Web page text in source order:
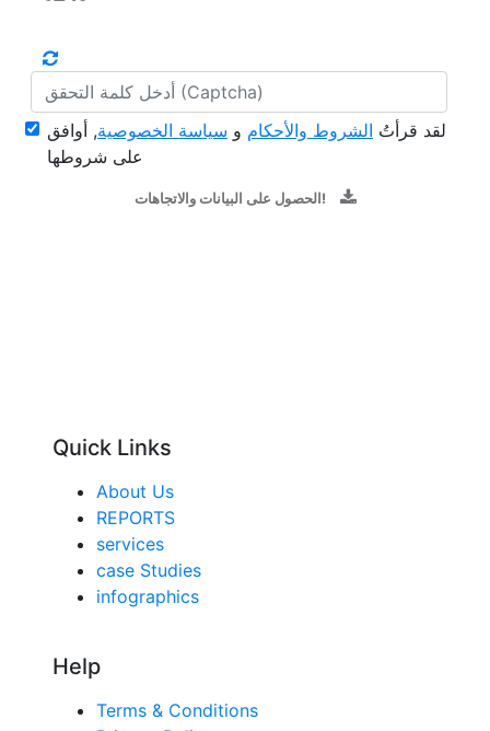
لقد قرأتُ الشروط والأحكام و سياسة الخصوصية, أوافق
على شروطها
الحصول على البيانات والاتجاهات!
Quick Links
About Us
REPORTS
services
case Studies
infographics
Help
Terms & Conditions